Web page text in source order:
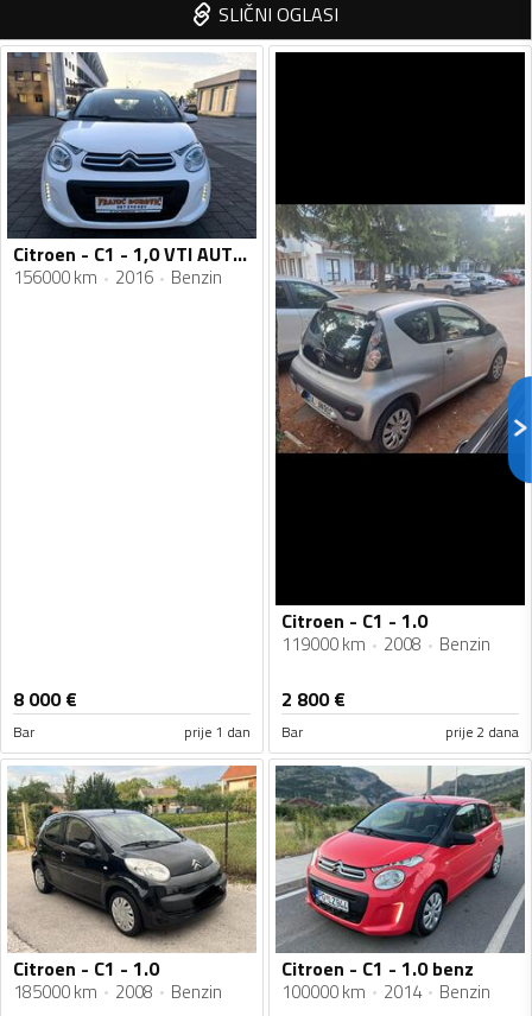
SLIČNI OGLASI
Citroen - C1 - 1,0 VTI AUTOMATIC
156000 km 2016 Benzin
8 000€
Bar prije 1 dan
Citroen - C1 - 1.0
119000 km 2008 Benzin
2 800€
Bar prije 2 dana
Citroen - C1 - 1.0
185000 km 2008 Benzin
Citroen - C1 - 1.0 benz
100000 km 2014 Benzin